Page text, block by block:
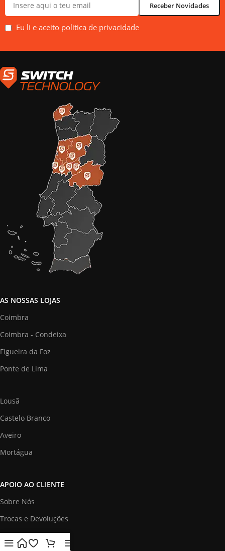
Eu li e aceito politica de privacidade
AS NOSSAS LOJAS
Coimbra
Coimbra - Condeixa
Figueira da Foz
Ponte de Lima
Lousã
Castelo Branco
Aveiro
Mortágua
APOIO AO CLIENTE
Sobre Nós
Trocas e Devoluções
Termos e Condições